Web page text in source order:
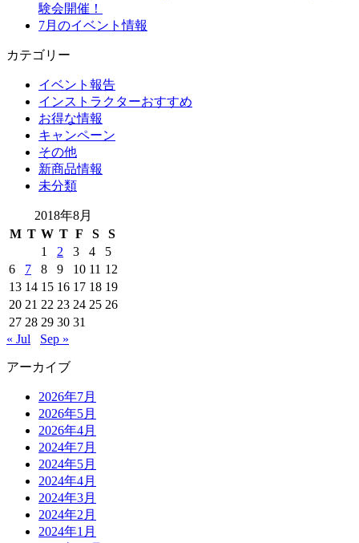
験会開催！
7月のイベント情報
カテゴリー
イベント報告
インストラクターおすすめ
お得な情報
キャンペーン
その他
新商品情報
未分類
2018年8月
M T W T F S
S
1
2 3 4
5
6
7 8 9 10 11 12
13 14 15 16 17 18 19
20 21 22 23 24 25 26
27 28 29 30 31
« Jul
Sep »
アーカイブ
2026年7月
2026年5月
2026年4月
2024年7月
2024年5月
2024年4月
2024年3月
2024年2月
2024年1月